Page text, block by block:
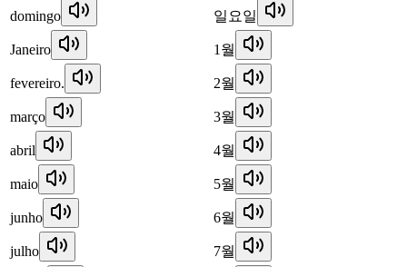
domingo 일요일
Janeiro 1월
fevereiro. 2월
março 3월
abril 4월
maio 5월
junho 6월
julho 7월